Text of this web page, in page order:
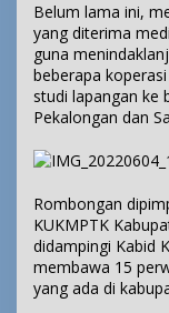
Belum lama ini,
yang diterima
guna
beberapa
studi lapangan ke
Pekalongan dan
Rombongan
KUKMPTK
didampingi Kabid
membawa 15
yang ada di